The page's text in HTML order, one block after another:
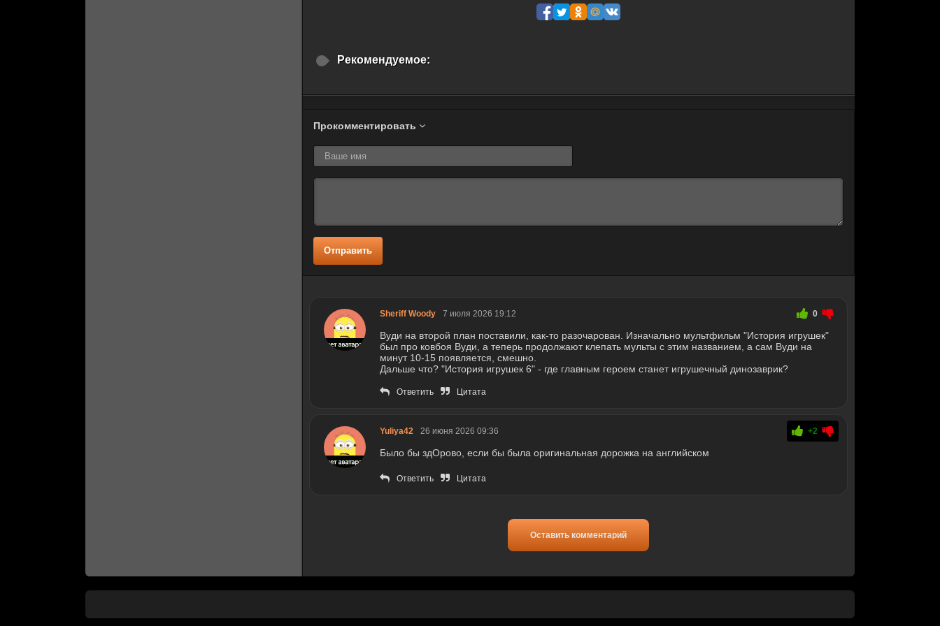
Рекомендуемое:
Прокомментировать
Отправить
Sheriff Woody 7 июля 2026 19:12 0
Вуди на второй план поставили, как-то разочарован. Изначально мультфильм "История игрушек"
был про ковбоя Вуди, а теперь продолжают клепать мульты с этим названием, а сам Вуди на
минут 10-15 появляется, смешно.
Дальше что? "История игрушек 6" - где главным героем станет игрушечный динозаврик?
Ответить Цитата
Yuliya42 26 июня 2026 09:36 +2
Было бы здОрово, если бы была оригинальная дорожка на английском
Ответить Цитата
Оставить комментарий